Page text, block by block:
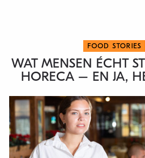
FOOD STORIES
WAT MENSEN ÉCHT
HORECA – EN JA,